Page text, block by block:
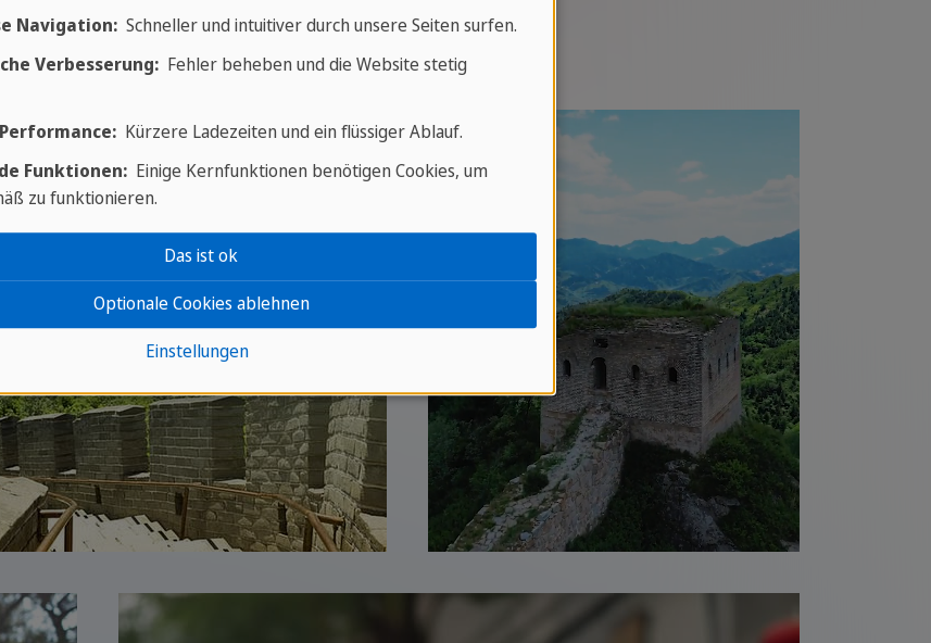
Navigation:Schneller und intuitiver durch unsere Seiten surfen.
Verbesserung:Fehler beheben und die Website stetig
Kürzere Ladezeiten und ein flüssiger Ablauf.
Funktionen:Einige Kernfunktionen benötigen Cookies, um
zu funktionieren.
Einstellungen
Optionale Cookies ablehnen
Das ist ok